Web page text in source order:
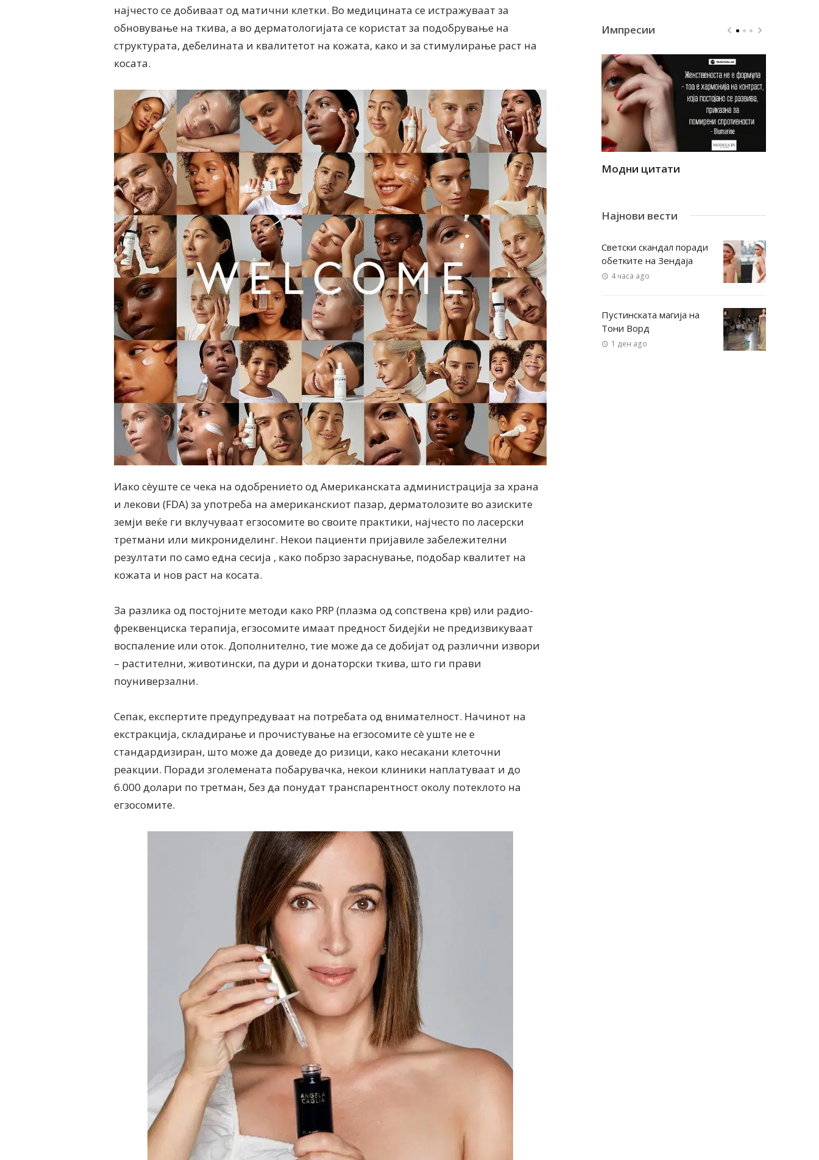
најчесто се добиваат од матични клетки. Во медицината се истражуваат за
обновување на ткива, а во дерматологијата се користат за подобрување на
структурата, дебелината и квалитетот на кожата, како и за стимулирање раст на
косата.
Иако сèуште се чека на одобрението од Американската администрација за храна
и лекови (FDA) за употреба на американскиот пазар, дерматолозите во азиските
земји веќе ги вклучуваат егзосомите во своите практики, најчесто по ласерски
третмани или микрониделинг. Некои пациенти пријавиле забележителни
резултати по само една сесија , како побрзо зараснување, подобар квалитет на
кожата и нов раст на косата.
За разлика од постојните методи како PRP (плазма од сопствена крв) или радио-
фреквенциска терапија, егзосомите имаат предност бидејќи не предизвикуваат
воспаление или оток. Дополнително, тие може да се добијат од различни извори
– растителни, животински, па дури и донаторски ткива, што ги прави
поуниверзални.
Сепак, експертите предупредуваат на потребата од внимателност. Начинот на
екстракција, складирање и прочистување на егзосомите сè уште не е
стандардизиран, што може да доведе до ризици, како несакани клеточни
реакции. Поради зголемената побарувачка, некои клиники наплатуваат и до
6.000 долари по третман, без да понудат транспарентност околу потеклото на
егзосомите.
Импресии
Модни цитати Модни цитати Модни цитати
Најнови вести
Светски скандал поради
обетките на Зендаја
4 часа ago
Пустинската магија на
Тони Ворд
1 ден ago